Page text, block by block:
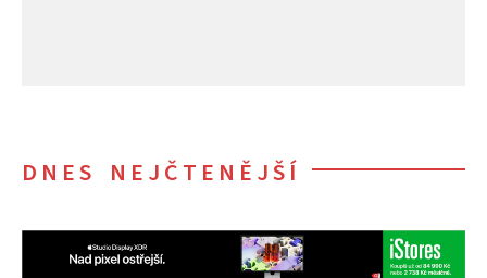
DNES NEJČTENĚJŠÍ